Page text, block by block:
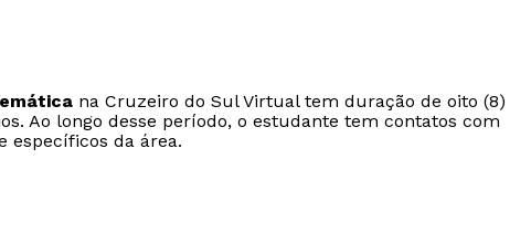
na Cruzeiro do Sul Virtual tem duração de oito (8)
Ao longo desse período, o estudante tem contatos com
específicos da área.